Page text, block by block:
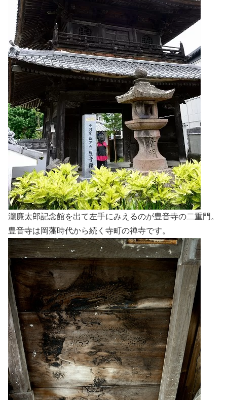
瀧廉太郎記念館を出て左手にみえるのが豊音寺の二重門。
豊音寺は岡藩時代から続く寺町の禅寺です。